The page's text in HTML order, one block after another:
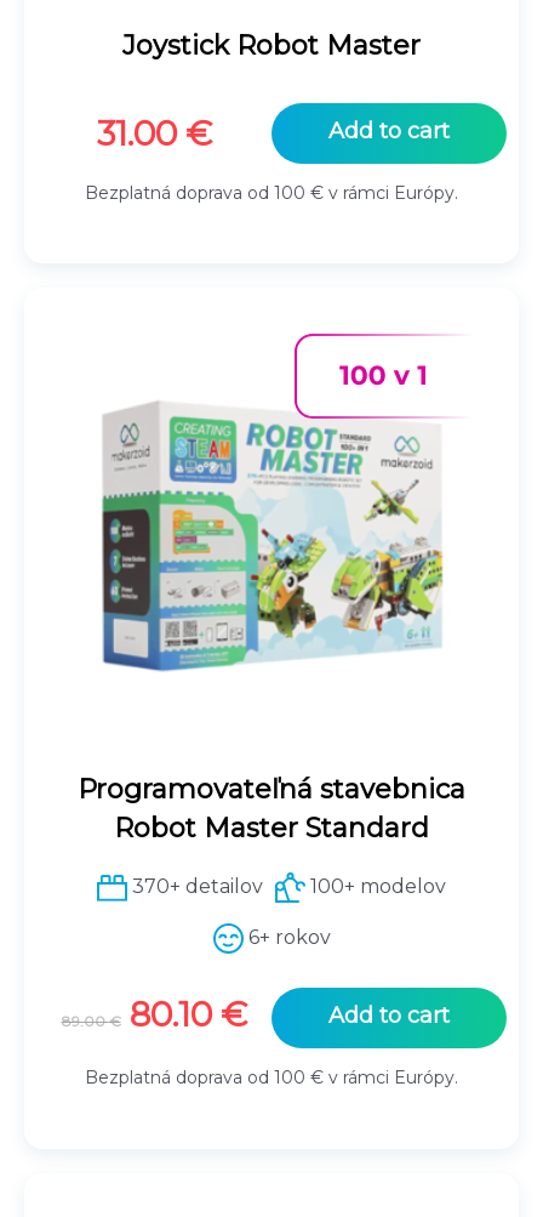
Joystick Robot Master
31.00 € Add to cart
Bezplatná doprava od 100 € v rámci Európy.
Programovateľná stavebnica
Robot Master Standard
370+ detailov 100+ modelov
6+ rokov
89.00€ Original
price
was:
89.00 €.
80.10 €Current
price
is:
Add to cart
Bezplatná doprava od 100 € v rámci Európy.